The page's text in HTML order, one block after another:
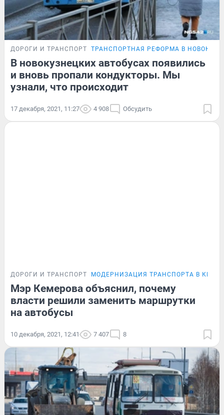
ДОРОГИ И ТРАНСПОРТ ТРАНСПОРТНАЯ РЕФОРМА В
В новокузнецких автобусах появились
и вновь пропали кондукторы. Мы
узнали, что происходит
17 декабря, 2021, 11:27 4 908 Обсудить
ДОРОГИ И ТРАНСПОРТ МОДЕРНИЗАЦИЯ ТРАНСПОРТА В
Мэр Кемерова объяснил, почему
власти решили заменить маршрутки
на автобусы
10 декабря, 2021, 12:41 7 407 8